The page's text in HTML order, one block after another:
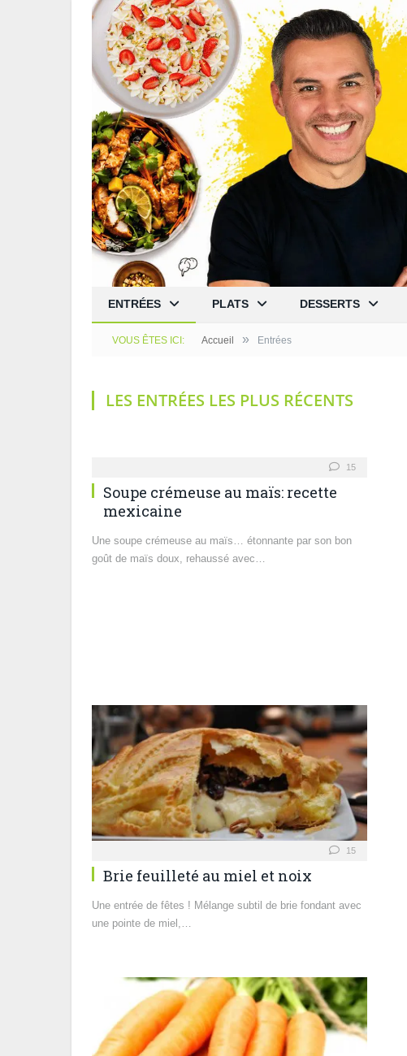
ENTRÉES PLATS DESSERTS
VOUS ÊTES ICI: Accueil » Entrées
LES ENTRÉES LES PLUS RÉCENTS
15
Soupe crémeuse au maïs: recette
mexicaine
Une soupe crémeuse au maïs… étonnante par son bon
goût de maïs doux, rehaussé avec…
15
Brie feuilleté au miel et noix
Une entrée de fêtes ! Mélange subtil de brie fondant avec
une pointe de miel,…